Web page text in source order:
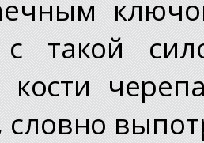
с такой
кости
словно